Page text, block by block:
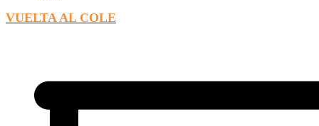
VUELTA AL COLE